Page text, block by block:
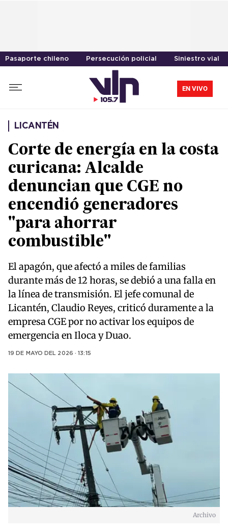
Pasaporte chileno Persecución policial Siniestro vial
EN VIVO
LICANTÉN
Corte de energía en la costa
curicana: Alcalde
denuncian que CGE no
encendió generadores
"para ahorrar
combustible"
El apagón, que afectó a miles de familias
durante más de 12 horas, se debió a una falla en
la línea de transmisión. El jefe comunal de
Licantén, Claudio Reyes, criticó duramente a la
empresa CGE por no activar los equipos de
emergencia en Iloca y Duao.
19 DE MAYO DEL 2026 · 13:15
Archivo